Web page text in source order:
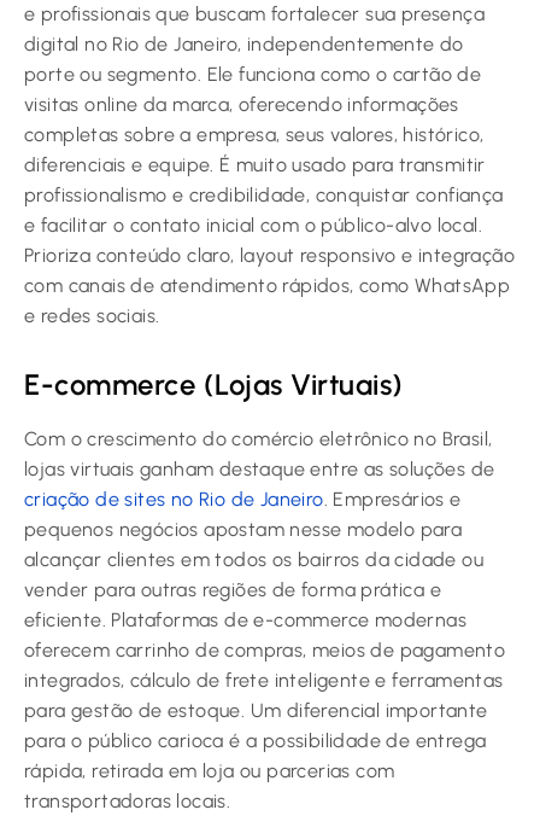
e profissionais que buscam fortalecer sua presença
digital no Rio de Janeiro, independentemente do
porte ou segmento. Ele funciona como o cartão de
visitas online da marca, oferecendo informações
completas sobre a empresa, seus valores, histórico,
diferenciais e equipe. É muito usado para transmitir
profissionalismo e credibilidade, conquistar confiança
e facilitar o contato inicial com o público-alvo local.
Prioriza conteúdo claro, layout responsivo e integração
com canais de atendimento rápidos, como WhatsApp
e redes sociais.
E-commerce (Lojas Virtuais)
Com o crescimento do comércio eletrônico no Brasil,
lojas virtuais ganham destaque entre as soluções de
criação de sites no Rio de Janeiro . Empresários e
pequenos negócios apostam nesse modelo para
alcançar clientes em todos os bairros da cidade ou
vender para outras regiões de forma prática e
eficiente. Plataformas de e-commerce modernas
oferecem carrinho de compras, meios de pagamento
integrados, cálculo de frete inteligente e ferramentas
para gestão de estoque. Um diferencial importante
para o público carioca é a possibilidade de entrega
rápida, retirada em loja ou parcerias com
transportadoras locais.